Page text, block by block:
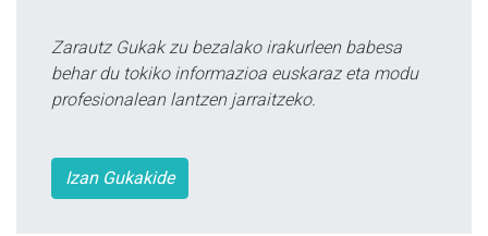
Zarautz Gukak zu bezalako irakurleen babesa
behar du tokiko informazioa euskaraz eta modu
profesionalean lantzen jarraitzeko.
Izan Gukakide